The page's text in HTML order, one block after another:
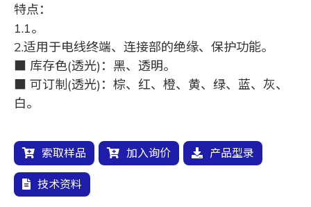
特点：
1.1。
2.适用于电线终端、连接部的绝缘、保护功能。
■ 库存色(透光)：黑、透明。
■ 可订制(透光)：棕、红、橙、黄、绿、蓝、灰、
白。
索取样品 加入询价 产品型录
技术资料